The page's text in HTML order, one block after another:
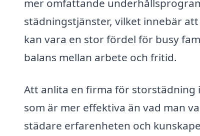
mer omfattande
städningstjänster, vilket innebär
kan vara en stor fördel för busy
balans mellan arbete och fritid.
Att anlita en firma för
som är mer effektiva än vad man
städare erfarenheten och